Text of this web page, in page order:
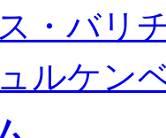
・バリ
ルケン